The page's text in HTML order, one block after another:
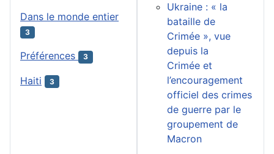
Dans le monde entier
3
Préférences 3
Haiti 3
Ukraine : « la
bataille de
Crimée », vue
depuis la
Crimée et
l’encouragement
officiel des crimes
de guerre par le
groupement de
Macron